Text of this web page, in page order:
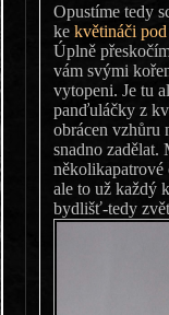
Opustíme tedy
ke květináči
Úplně
vám svými
vytopeni. Je tu
panďuláčky z
obrácen vzhůru
snadno zadělat.
několikapatrové
ale to už každý
bydlišť-tedy